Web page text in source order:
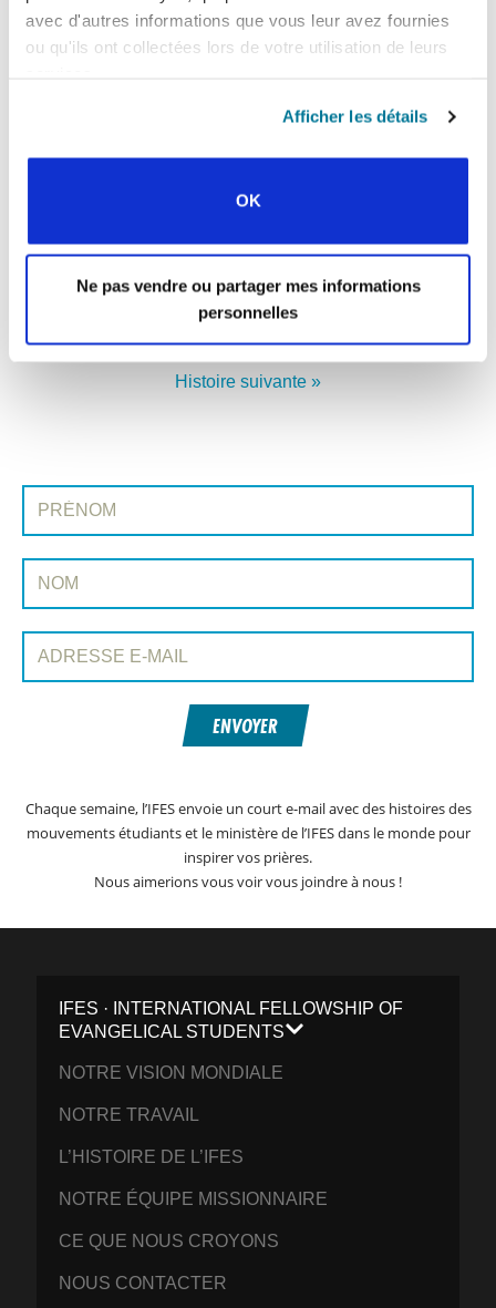
avec d'autres informations que vous leur avez fournies
ou qu'ils ont collectées lors de votre utilisation de leurs
Afficher les détails
OK
Ne pas vendre ou partager mes informations
personnelles
et discuter ouvertement de ces questions sur
votre campus ?
INTERAGIR AVEC
Partager: FacebookWhatsApp
EmailLinkedInTeams
Histoire suivante »
INSCRIVEZ-VOUS À PRAYERLINE
Prénom:
Nom:
Adresse e-mail:
ENVOYER
Chaque semaine, l’IFES envoie un court e-mail avec des histoires des
mouvements étudiants et le ministère de l’IFES dans le monde pour
inspirer vos prières.
Nous aimerions vous voir vous joindre à nous !
IFES · INTERNATIONAL FELLOWSHIP OF
EVANGELICAL STUDENTS
NOTRE VISION MONDIALE
NOTRE TRAVAIL
L’HISTOIRE DE L’IFES
NOTRE ÉQUIPE MISSIONNAIRE
CE QUE NOUS CROYONS
NOUS CONTACTER